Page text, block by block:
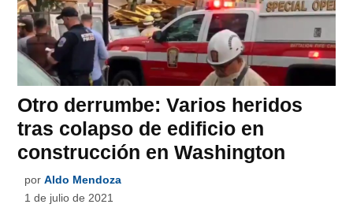
Otro derrumbe: Varios heridos
tras colapso de edificio en
construcción en Washington
por Aldo Mendoza
1 de julio de 2021